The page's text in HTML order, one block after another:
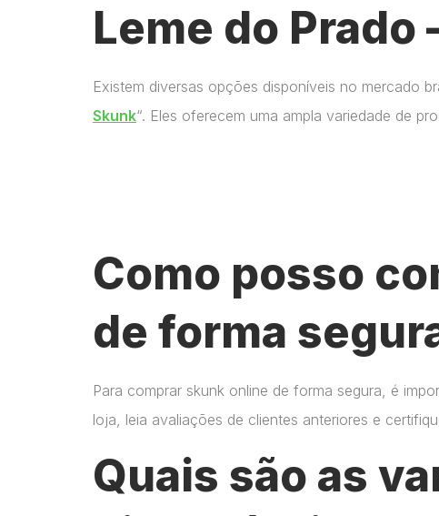
Leme do Prado
Existem diversas opções disponíveis no mercado
Skunk“. Eles oferecem uma ampla variedade de
Como posso
de forma
Para comprar skunk online de forma segura, é
loja, leia avaliações de clientes anteriores e
Quais são as